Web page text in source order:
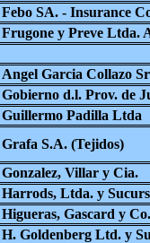
Febo SA. - Insurance
Frugone y Preve Ltda.
Angel Garcia Collazo
Gobierno d.l. Prov. de
Guillermo Padilla Ltda
Grafa S.A. (Tejidos)
Gonzalez, Villar y Cia.
Harrods, Ltda. y
Higueras, Gascard y Co.
H. Goldenberg Ltd. y